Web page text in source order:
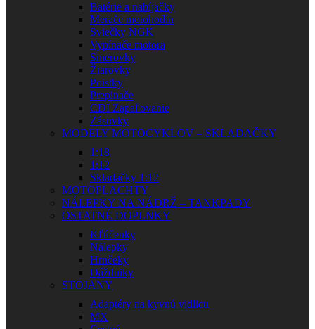
Batérie a nabíjačky
Merače motohodín
Sviečky NGK
Vypínače motora
Smerovky
Žiarovky
Poistky
Prepínače
CDI Zapaľovanie
Zásuvky
MODELY MOTOCYKLOV – SKLADAČKY
1:18
1:12
Skladačky 1:12
MOTOPLACHTY
NÁLEPKY NA NÁDRŽ – TANKPADY
OSTATNÉ DOPLNKY
Kľúčenky
Nálepky
Hrnčeky
Dáždniky
STOJANY
Adaptéry na kyvnú vidlicu
MX